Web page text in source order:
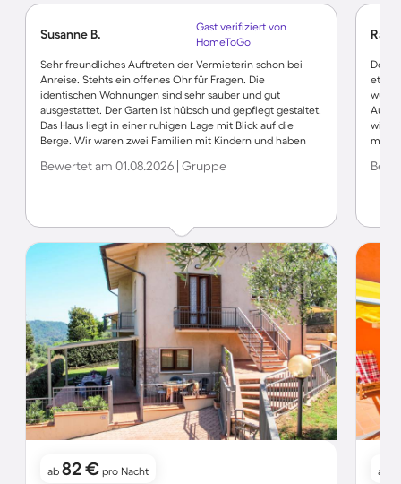
Susanne B.
Gast verifiziert von
HomeToGo
Sehr freundliches Auftreten der Vermieterin schon bei
Anreise. Stehts ein offenes Ohr für Fragen. Die
identischen Wohnungen sind sehr sauber und gut
ausgestattet. Der Garten ist hübsch und gepflegt gestaltet.
Das Haus liegt in einer ruhigen Lage mit Blick auf die
Berge. Wir waren zwei Familien mit Kindern und haben
jedenfall weiter empfehlen.
Bewertet am 01.08.2026 | Gruppe
ab 82 € pro Nacht
Der
ab